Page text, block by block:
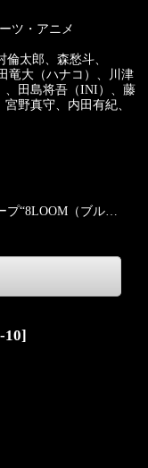
ツ・アニメ
太郎、森愁斗、
竜大（ハナコ）、川津
、田島将吾（INI）、藤
野真守、内田有紀、
プ“8LOOM（ブル…
10]